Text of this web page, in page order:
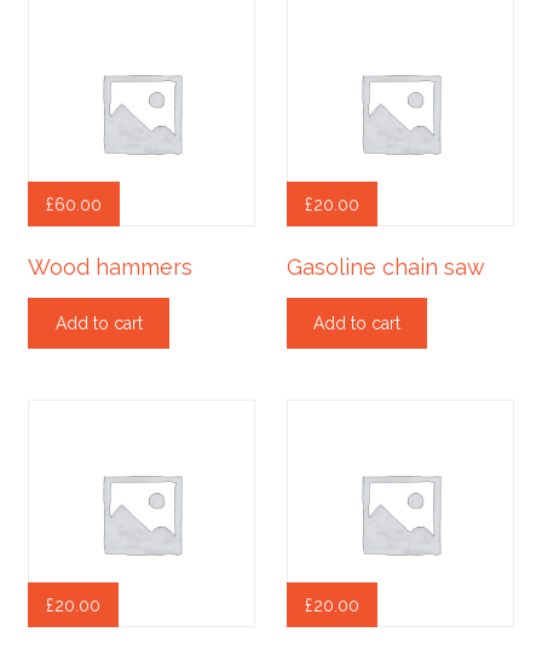
£60.00
Wood hammers
Add to cart
£20.00
Gasoline chain saw
Add to cart
£20.00 £20.00